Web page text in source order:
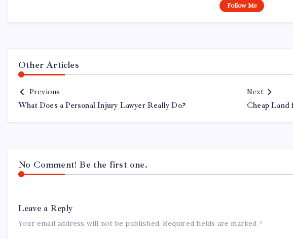
Follow Me
Other Articles
Previous
What Does a Personal Injury Lawyer Really Do?
Next
Cheap Land
No Comment! Be the first one.
Leave a Reply
Your email address will not be published. Required fields are marked *